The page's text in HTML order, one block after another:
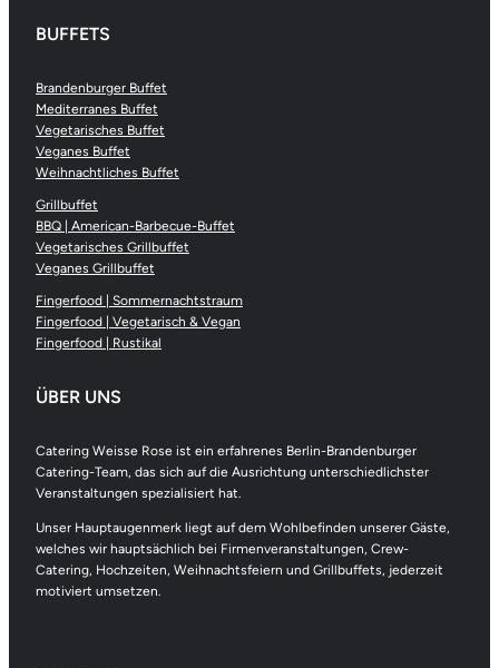
BUFFETS
Brandenburger Buffet
Mediterranes Buffet
Vegetarisches Buffet
Veganes Buffet
Weihnachtliches Buffet
Grillbuffet
BBQ | American-Barbecue-Buffet
Vegetarisches Grillbuffet
Veganes Grillbuffet
Fingerfood | Sommernachtstraum
Fingerfood | Vegetarisch & Vegan
Fingerfood | Rustikal
ÜBER UNS
Catering Weisse Rose ist ein erfahrenes Berlin-Brandenburger
Catering-Team, das sich auf die Ausrichtung unterschiedlichster
Veranstaltungen spezialisiert hat.
Unser Hauptaugenmerk liegt auf dem Wohlbefinden unserer Gäste,
welches wir hauptsächlich bei Firmenveranstaltungen, Crew-
Catering, Hochzeiten, Weihnachtsfeiern und Grillbuffets, jederzeit
motiviert umsetzen.